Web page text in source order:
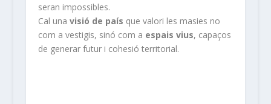
seran impossibles.
Cal una visió de país que valori les masies no
com a vestigis, sinó com a espais vius, capaços
de generar futur i cohesió territorial.